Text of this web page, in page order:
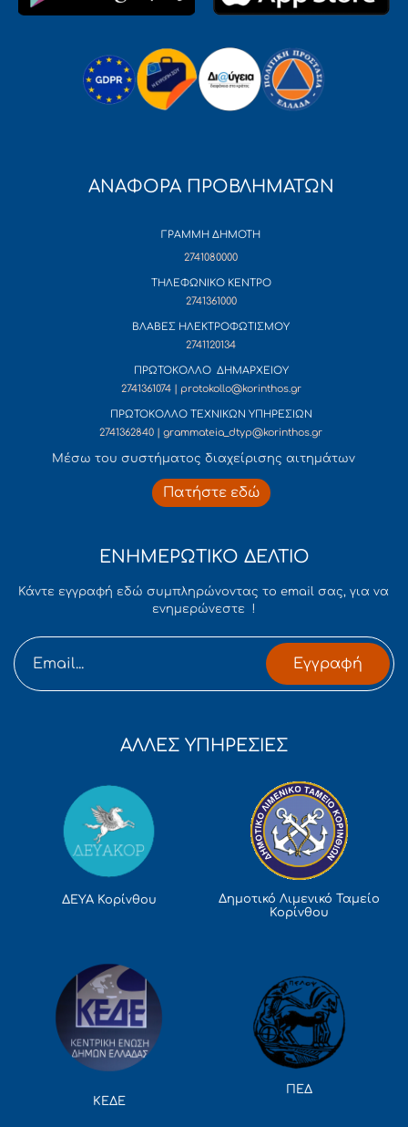
ΑΝΑΦΟΡΑ ΠΡΟΒΛΗΜΑΤΩΝ
ΓΡΑΜΜΗ ΔΗΜΟΤΗ
2741080000
ΤΗΛΕΦΩΝΙΚΟ ΚΕΝΤΡΟ
2741361000
ΒΛΑΒΕΣ ΗΛΕΚΤΡΟΦΩΤΙΣΜΟΥ
2741120134
ΠΡΩΤΟΚΟΛΛΟ ΔΗΜΑΡΧΕΙΟΥ
2741361074 | protokollo@korinthos.gr
ΠΡΩΤΟΚΟΛΛΟ ΤΕΧΝΙΚΩΝ ΥΠΗΡΕΣΙΩΝ
2741362840 | grammateia_dtyp@korinthos.gr
Mέσω του συστήματος διαχείρισης αιτημάτων
Πατήστε εδώ
ΕΝΗΜΕΡΩΤΙΚΟ ΔΕΛΤΙΟ
Κάντε εγγραφή εδώ συμπληρώνοντας το email σας, για να
ενημερώνεστε !
Εγγραφή
ΑΛΛΕΣ ΥΠΗΡΕΣΙΕΣ
ΔΕΥΑ Κορίνθου
Δημοτικό Λιμενικό Ταμείο
Κορίνθου
ΚΕΔΕ
ΠΕΔ